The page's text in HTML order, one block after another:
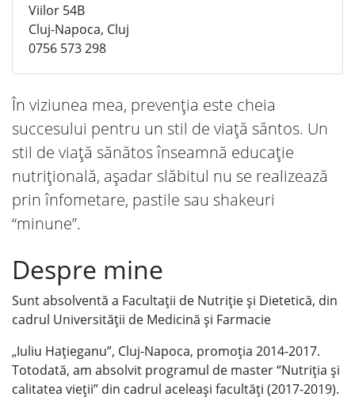
Viilor 54B
Cluj-Napoca, Cluj
0756 573 298
În viziunea mea, prevenția este cheia
succesului pentru un stil de viață săntos. Un
stil de viață sănătos înseamnă educație
nutrițională, așadar slăbitul nu se realizează
prin înfometare, pastile sau shakeuri
“minune”.
Despre mine
Sunt absolventă a Facultații de Nutriție și Dietetică, din
cadrul Universității de Medicină și Farmacie
„Iuliu Hațieganu”, Cluj-Napoca, promoția 2014-2017.
Totodată, am absolvit programul de master “Nutriția și
calitatea vieții” din cadrul aceleași facultăți (2017-2019).